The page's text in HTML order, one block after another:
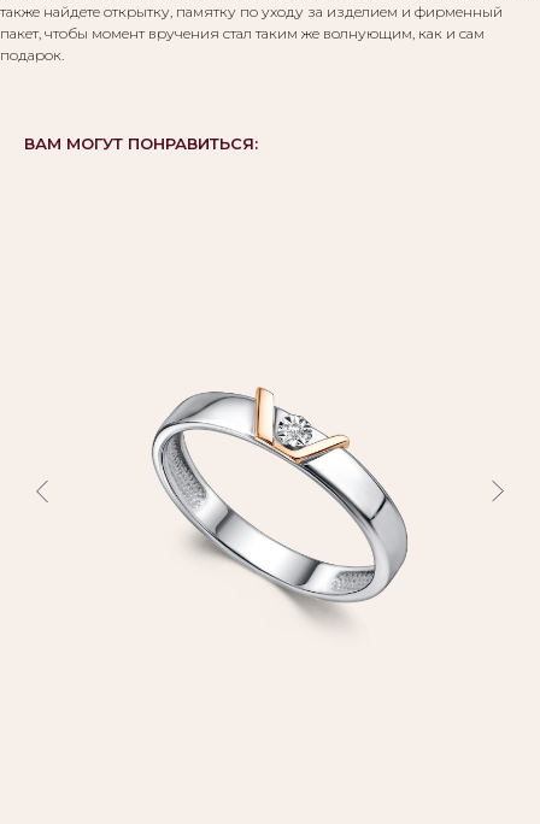
также найдете открытку, памятку по уходу за изделием и фирменный
пакет, чтобы момент вручения стал таким же волнующим, как и сам
подарок.
ВАМ МОГУТ ПОНРАВИТЬСЯ: